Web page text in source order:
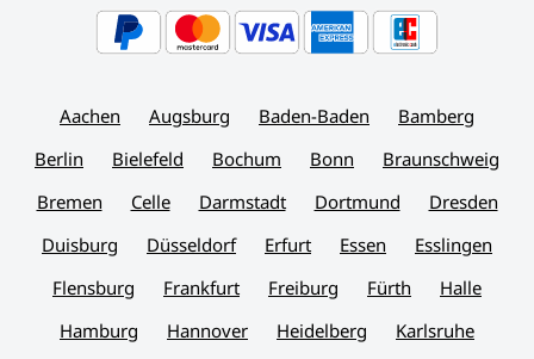
Aachen Augsburg Baden-Baden
Bamberg
Berlin
Bielefeld Bochum Bonn
Braunschweig
Bremen
Celle Darmstadt Dortmund
Dresden
Duisburg
Düsseldorf Erfurt Essen
Esslingen
Flensburg
Frankfurt Freiburg Fürth
Halle
Hamburg
Hannover Heidelberg
Karlsruhe